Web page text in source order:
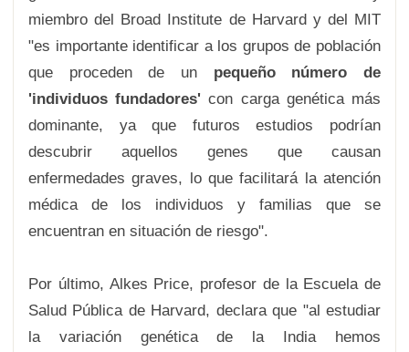
miembro del Broad Institute de Harvard y del MIT
"es importante identificar a los grupos de población
que proceden de un pequeño número de
'individuos fundadores' con carga genética más
dominante, ya que futuros estudios podrían
descubrir aquellos genes que causan
enfermedades graves, lo que facilitará la atención
médica de los individuos y familias que se
encuentran en situación de riesgo".
Por último, Alkes Price, profesor de la Escuela de
Salud Pública de Harvard, declara que "al estudiar
la variación genética de la India hemos